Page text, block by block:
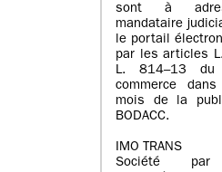
sont à
mandataire
le portail
par les articles
L. 814–13 du
commerce
mois de la
BODACC.
IMO TRANS
Société par